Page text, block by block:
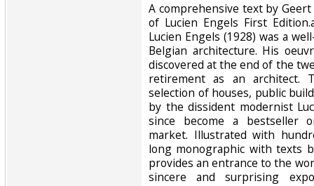
‎A comprehensive text by
of Lucien Engels First
Lucien Engels (1928) was a
Belgian architecture. His
discovered at the end of the
retirement as an architect.
selection of houses, public
by the dissident modernist
since become a bestseller
market. Illustrated with
long monographic with texts
provides an entrance to the
sincere and surprising